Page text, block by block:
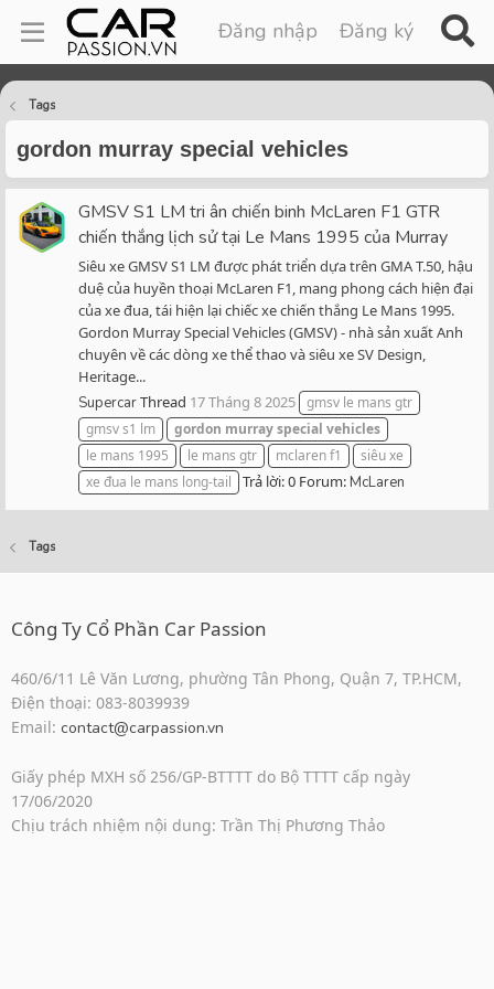
Đăng nhập Đăng ký
Tags
gordon murray special vehicles
GMSV S1 LM tri ân chiến binh McLaren F1 GTR
chiến thắng lịch sử tại Le Mans 1995 của Murray
Siêu xe GMSV S1 LM được phát triển dựa trên GMA T.50, hậu
duệ của huyền thoại McLaren F1, mang phong cách hiện đại
của xe đua, tái hiện lại chiếc xe chiến thắng Le Mans 1995.
Gordon Murray Special Vehicles (GMSV) - nhà sản xuất Anh
chuyên về các dòng xe thể thao và siêu xe SV Design,
Heritage...
SupercarThread 17 Tháng 8 2025 gmsv le mans gtr
gmsv s1 lm
gordon murrayspecial vehicles
le mans 1995
le mans gtr mclaren f1
siêu xe
xe đua le mans long-tail
Trả lời: 0 Forum:McLaren
Tags
Công Ty Cổ Phần Car Passion
460/6/11 Lê Văn Lương, phường Tân Phong, Quận 7, TP.HCM,
Điện thoại: 083-8039939
Email: contact@carpassion.vn
Giấy phép MXH số 256/GP-BTTTT do Bộ TTTT cấp ngày
17/06/2020
Chịu trách nhiệm nội dung: Trần Thị Phương Thảo